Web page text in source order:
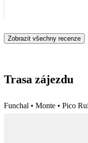
Zobrazit všechny recenze
Trasa zájezdu
Funchal • Monte • Pico